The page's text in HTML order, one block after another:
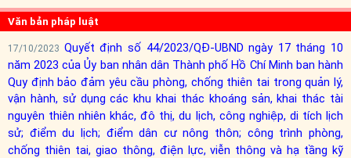
Văn bản pháp luật
17/10/2023 Quyết định số 44/2023/QĐ-UBND ngày 17 tháng 10
năm 2023 của Ủy ban nhân dân Thành phố Hồ Chí Minh ban hành
Quy định bảo đảm yêu cầu phòng, chống thiên tai trong quản lý,
vận hành, sử dụng các khu khai thác khoáng sản, khai thác tài
nguyên thiên nhiên khác, đô thị, du lịch, công nghiệp, di tích lịch
sử; điểm du lịch; điểm dân cư nông thôn; công trình phòng,
chống thiên tai, giao thông, điện lực, viễn thông và hạ tầng kỹ